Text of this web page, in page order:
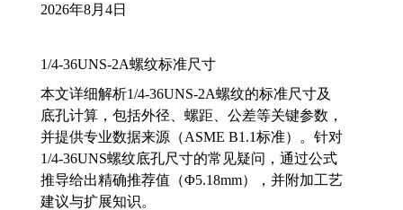
2026年8月4日
1/4-36UNS-2A螺纹标准尺寸
本文详细解析1/4-36UNS-2A螺纹的标准尺寸及
底孔计算，包括外径、螺距、公差等关键参数，
并提供专业数据来源（ASME B1.1标准）。针对
1/4-36UNS螺纹底孔尺寸的常见疑问，通过公式
推导给出精确推荐值（Φ5.18mm），并附加工艺
建议与扩展知识。